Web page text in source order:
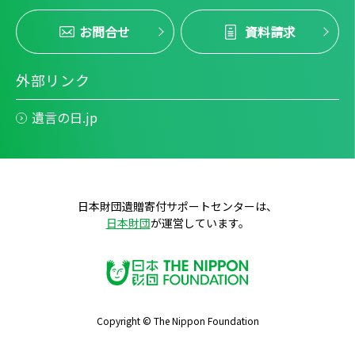
お問合せ 資料請求
外部リンク
遺言の日.jp
日本財団遺贈寄付サポートセンターは、
日本財団が運営しています。
Copyright © The Nippon Foundation